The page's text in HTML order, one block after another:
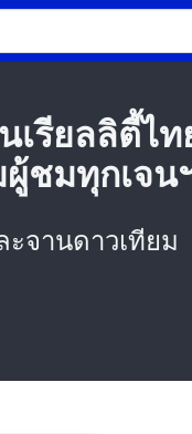
รียลลิตี้ไ
ชมทุกเจน
ะจานดาวเทียม